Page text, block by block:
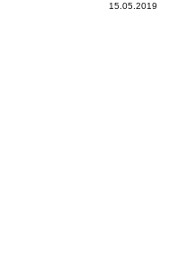
15.05.2019